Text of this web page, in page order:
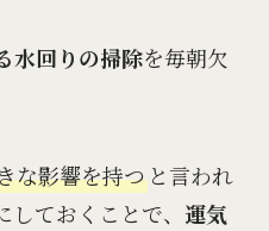
水回りの掃除を毎朝欠
な影響を持つと言われ
ておくことで、 運気